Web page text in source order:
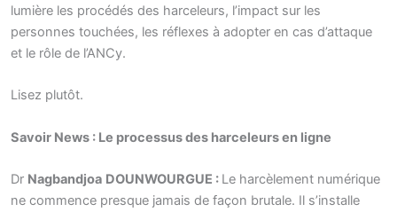
lumière les procédés des harceleurs, l’impact sur les
personnes touchées, les réflexes à adopter en cas d’attaque
et le rôle de l’ANCy.
Lisez plutôt.
Savoir News : Le processus des harceleurs en ligne
Dr Nagbandjoa DOUNWOURGUE : Le harcèlement numérique
ne commence presque jamais de façon brutale. Il s’installe